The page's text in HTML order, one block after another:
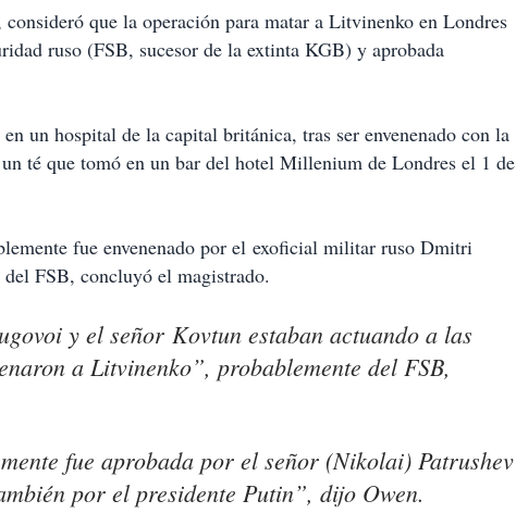
que la operación para matar a Litvinenko en Londres
ruso (FSB, sucesor de la extinta KGB) y aprobada
un hospital de la capital británica, tras ser envenenado con la
té que tomó en un bar del hotel Millenium de Londres el 1 de
fue envenenado por el exoficial militar ruso Dmitri
FSB, concluyó el magistrado.
y el señor Kovtun estaban actuando a las
a Litvinenko”, probablemente del FSB,
fue aprobada por el señor (Nikolai) Patrushev
por el presidente Putin”, dijo Owen.